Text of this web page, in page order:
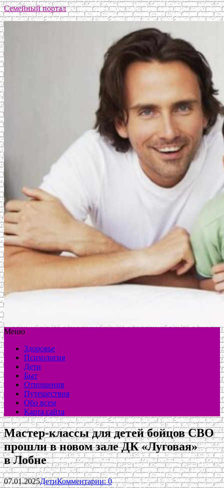
Семейный портал
Меню
Здоровье
Психология
Дети
Быт
Отношения
Путешествия
Обо всем
Карта сайта
Мастер-классы для детей бойцов СВО
прошли в новом зале ДК «Луговая»
в Лобне
07.01.2025ДетиКомментарии: 0